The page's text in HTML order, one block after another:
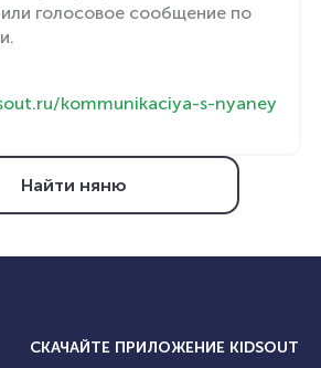
голосовое сообщение по
kommunikaciya-s-nyaney
Найти няню
СКАЧАЙТЕ ПРИЛОЖЕНИЕ KIDSOUT